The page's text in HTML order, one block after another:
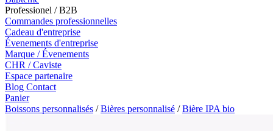
Professionel / B2B
Commandes professionnelles
Cadeau d'entreprise
Évenements d'entreprise
Marque / Évenements
CHR / Caviste
Espace partenaire
Blog Contact
Panier
Boissons personnalisés / Bières personnalisé / Bière IPA bio